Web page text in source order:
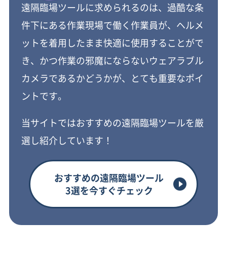
遠隔臨場のメリットデメリット
建設業で考えるべきSDGsとは
遠隔臨場ツールに求められるのは、過酷な条
件下にある作業現場で働く作業員が、ヘルメ
ットを着用したまま快適に使用することがで
き、かつ作業の邪魔にならないウェアラブル
カメラであるかどうかが、とても重要なポイ
ントです。
当サイトではおすすめの遠隔臨場ツールを厳
選し紹介しています！
おすすめの遠隔臨場ツール
3選を今すぐチェック